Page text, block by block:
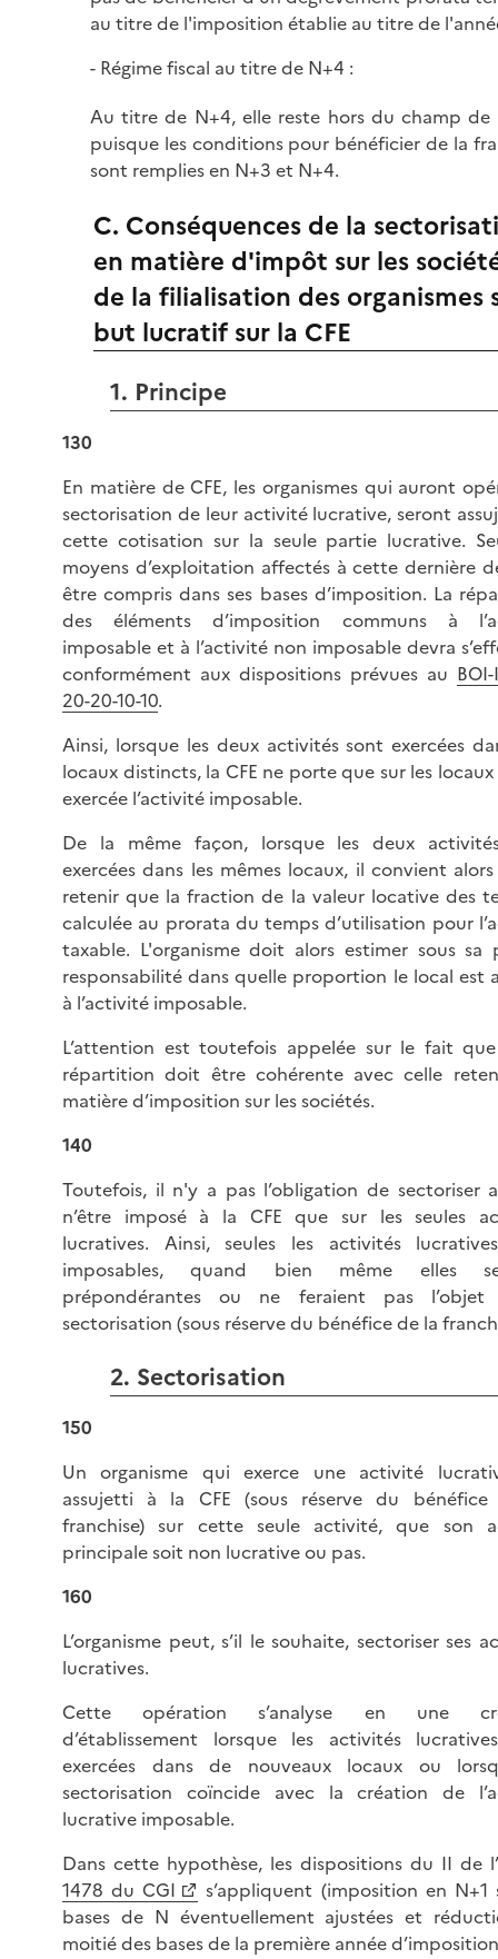
au titre de l'imposition établie au titre de
Régime fiscal au titre de N+4 :
Au titre de N+4, elle reste hors du champ de
puisque les conditions pour bénéficier de la
sont remplies en N+3 et N+4.
C. Conséquences de la
en matière d'impôt sur les
de la filialisation des organismes
but lucratif sur la CFE
1. Principe
130
En matière de CFE, les organismes qui auront
sectorisation de leur activité lucrative, seront
cette cotisation sur la seule partie lucrative.
moyens d’exploitation affectés à cette dernière
être compris dans ses bases d’imposition. La
des éléments d’imposition communs à
imposable et à l’activité non imposable devra
conformément aux dispositions prévues au BOI-
20-20-10-10.
Ainsi, lorsque les deux activités sont exercées
locaux distincts, la CFE ne porte que sur les
exercée l’activité imposable.
De la même façon, lorsque les deux
exercées dans les mêmes locaux, il convient
retenir que la fraction de la valeur locative des
calculée au prorata du temps d’utilisation pour
taxable. L'organisme doit alors estimer sous sa
responsabilité dans quelle proportion le local est
à l’activité imposable.
L’attention est toutefois appelée sur le fait
répartition doit être cohérente avec celle
matière d’imposition sur les sociétés.
140
Toutefois, il n'y a pas l’obligation de sectoriser
n’être imposé à la CFE que sur les seules
lucratives. Ainsi, seules les activités
imposables, quand bien même elles
prépondérantes ou ne feraient pas l’objet
sectorisation (sous réserve du bénéfice de la
2. Sectorisation
150
Un organisme qui exerce une activité
assujetti à la CFE (sous réserve du
franchise) sur cette seule activité, que son
principale soit non lucrative ou pas.
160
L’organisme peut, s’il le souhaite, sectoriser ses
lucratives.
Cette opération s’analyse en une
d’établissement lorsque les activités
exercées dans de nouveaux locaux ou
sectorisation coïncide avec la création de
lucrative imposable.
Dans cette hypothèse, les dispositions du II de l’
1478 du CGI
s’appliquent (imposition en N+1
bases de N éventuellement ajustées et
moitié des bases de la première année